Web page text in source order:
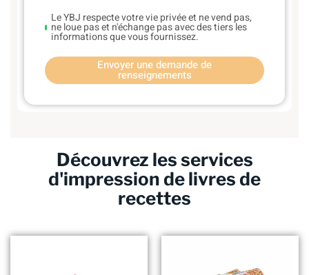
Le YBJ respecte votre vie privée et ne vend pas,
ne loue pas et n'échange pas avec des tiers les
informations que vous fournissez.
Envoyer une demande de
renseignements
Découvrez les services
d'impression de livres de
recettes